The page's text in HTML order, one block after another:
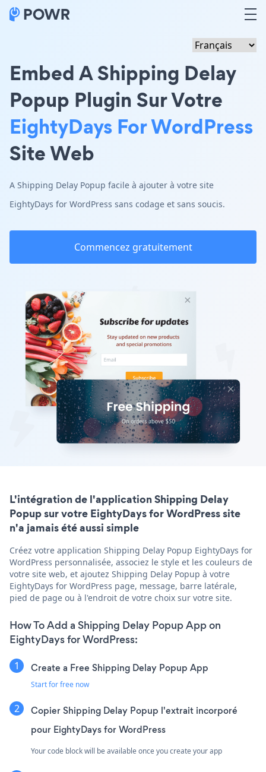
Embed A Shipping Delay
Popup Plugin Sur Votre
EightyDays For WordPress
Site Web
A Shipping Delay Popup facile à ajouter à votre site
EightyDays for WordPress sans codage et sans soucis.
Commencez gratuitement
L'intégration de l'application Shipping Delay
Popup sur votre EightyDays for WordPress site
n'a jamais été aussi simple
Créez votre application Shipping Delay Popup EightyDays for
WordPress personnalisée, associez le style et les couleurs de
votre site web, et ajoutez Shipping Delay Popup à votre
EightyDays for WordPress page, message, barre latérale,
pied de page ou à l'endroit de votre choix sur votre site.
How To Add a Shipping Delay Popup App on
EightyDays for WordPress:
Create a Free Shipping Delay Popup App
Start for free now
Copier Shipping Delay Popup l'extrait incorporé
pour EightyDays for WordPress
Your code block will be available once you create your app